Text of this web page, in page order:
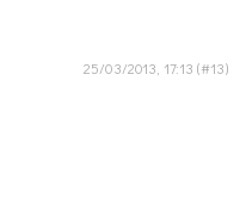
25/03/2013, 17:13